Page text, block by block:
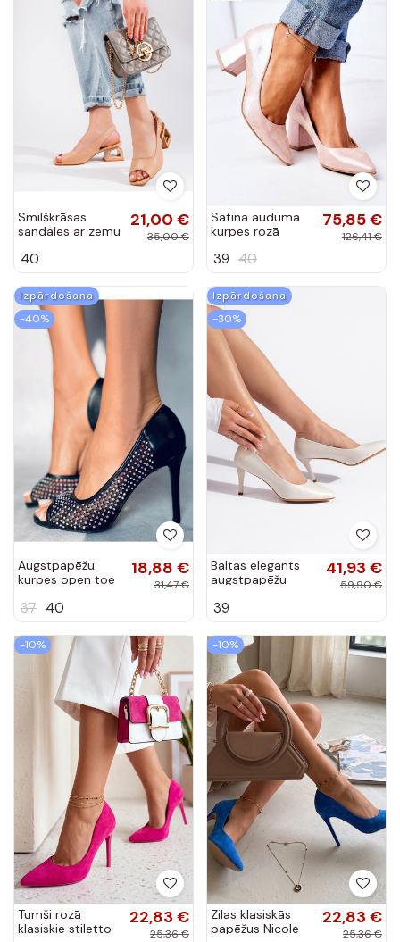
Smilškrāsas
sandales ar zemu
21,00 €
35,00 €
40
Satina auduma
kurpes rozā
75,85 €
126,41 €
39 40
Izpārdošana
-40%
Augstpapēžu
kurpes open toe
18,88 €
31,47 €
37 40
Izpārdošana
-30%
Baltas elegants
augstpapēžu
41,93 €
59,90 €
39
-10%
Tumši rozā
klasiskie stiletto
22,83 €
25,36 €
-10%
Zilas klasiskās
papēžus Nicole
22,83 €
25,36 €